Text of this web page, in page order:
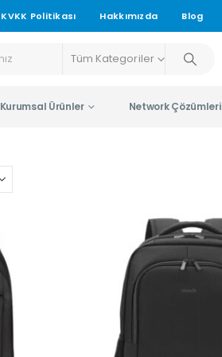
KVKK Politikası Hakkımızda Blog
Tüm Kategoriler
Kurumsal Ürünler Network Çözümleri